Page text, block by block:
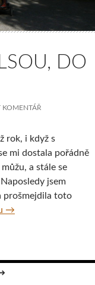
DO
KOMENTÁŘ
rok, i když s
mi dostala pořádně
a stále se
jsem
prošmejdila toto
Tampere – za
→